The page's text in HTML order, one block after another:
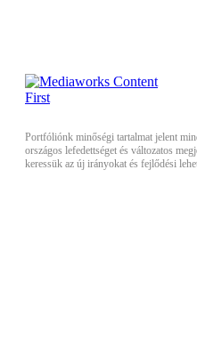
Portfóliónk minőségi tartalmat jelent
országos lefedettséget és változatos
keressük az új irányokat és fejlődési